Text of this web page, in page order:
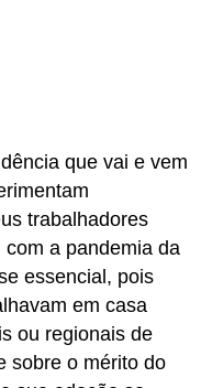
que vai e vem
trabalhadores
a pandemia da
essencial, pois
em casa
ou regionais de
sobre o mérito do